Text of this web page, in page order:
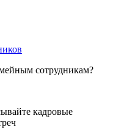
сотрудникам?
кадровые